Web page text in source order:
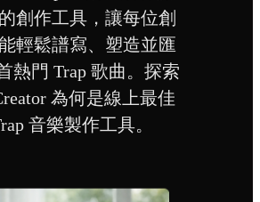
創作工具，讓每位創
輕鬆譜寫、塑造並匯
熱門 Trap 歌曲。探索
為何是線上最佳
音樂製作工具。